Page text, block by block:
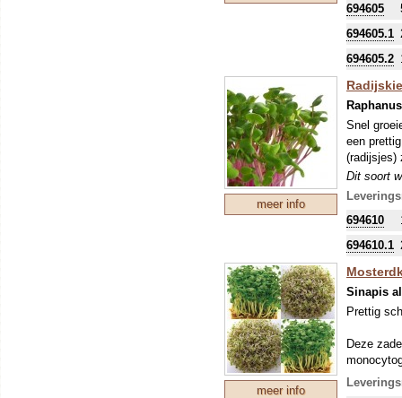
694605
694605.1
694605.2
meer info
Snel
een
(radijsjes)
Dit soort
(voor het
694610
694610.1
meer info
Sinapis
Prettig
Deze
zaden zo